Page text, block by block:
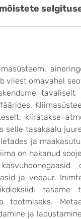
mõistete
viiest omavahel
kiiratakse
selle tasakaalu
ja
on hakanud
ja veeaur.
tootmiseks.
ja